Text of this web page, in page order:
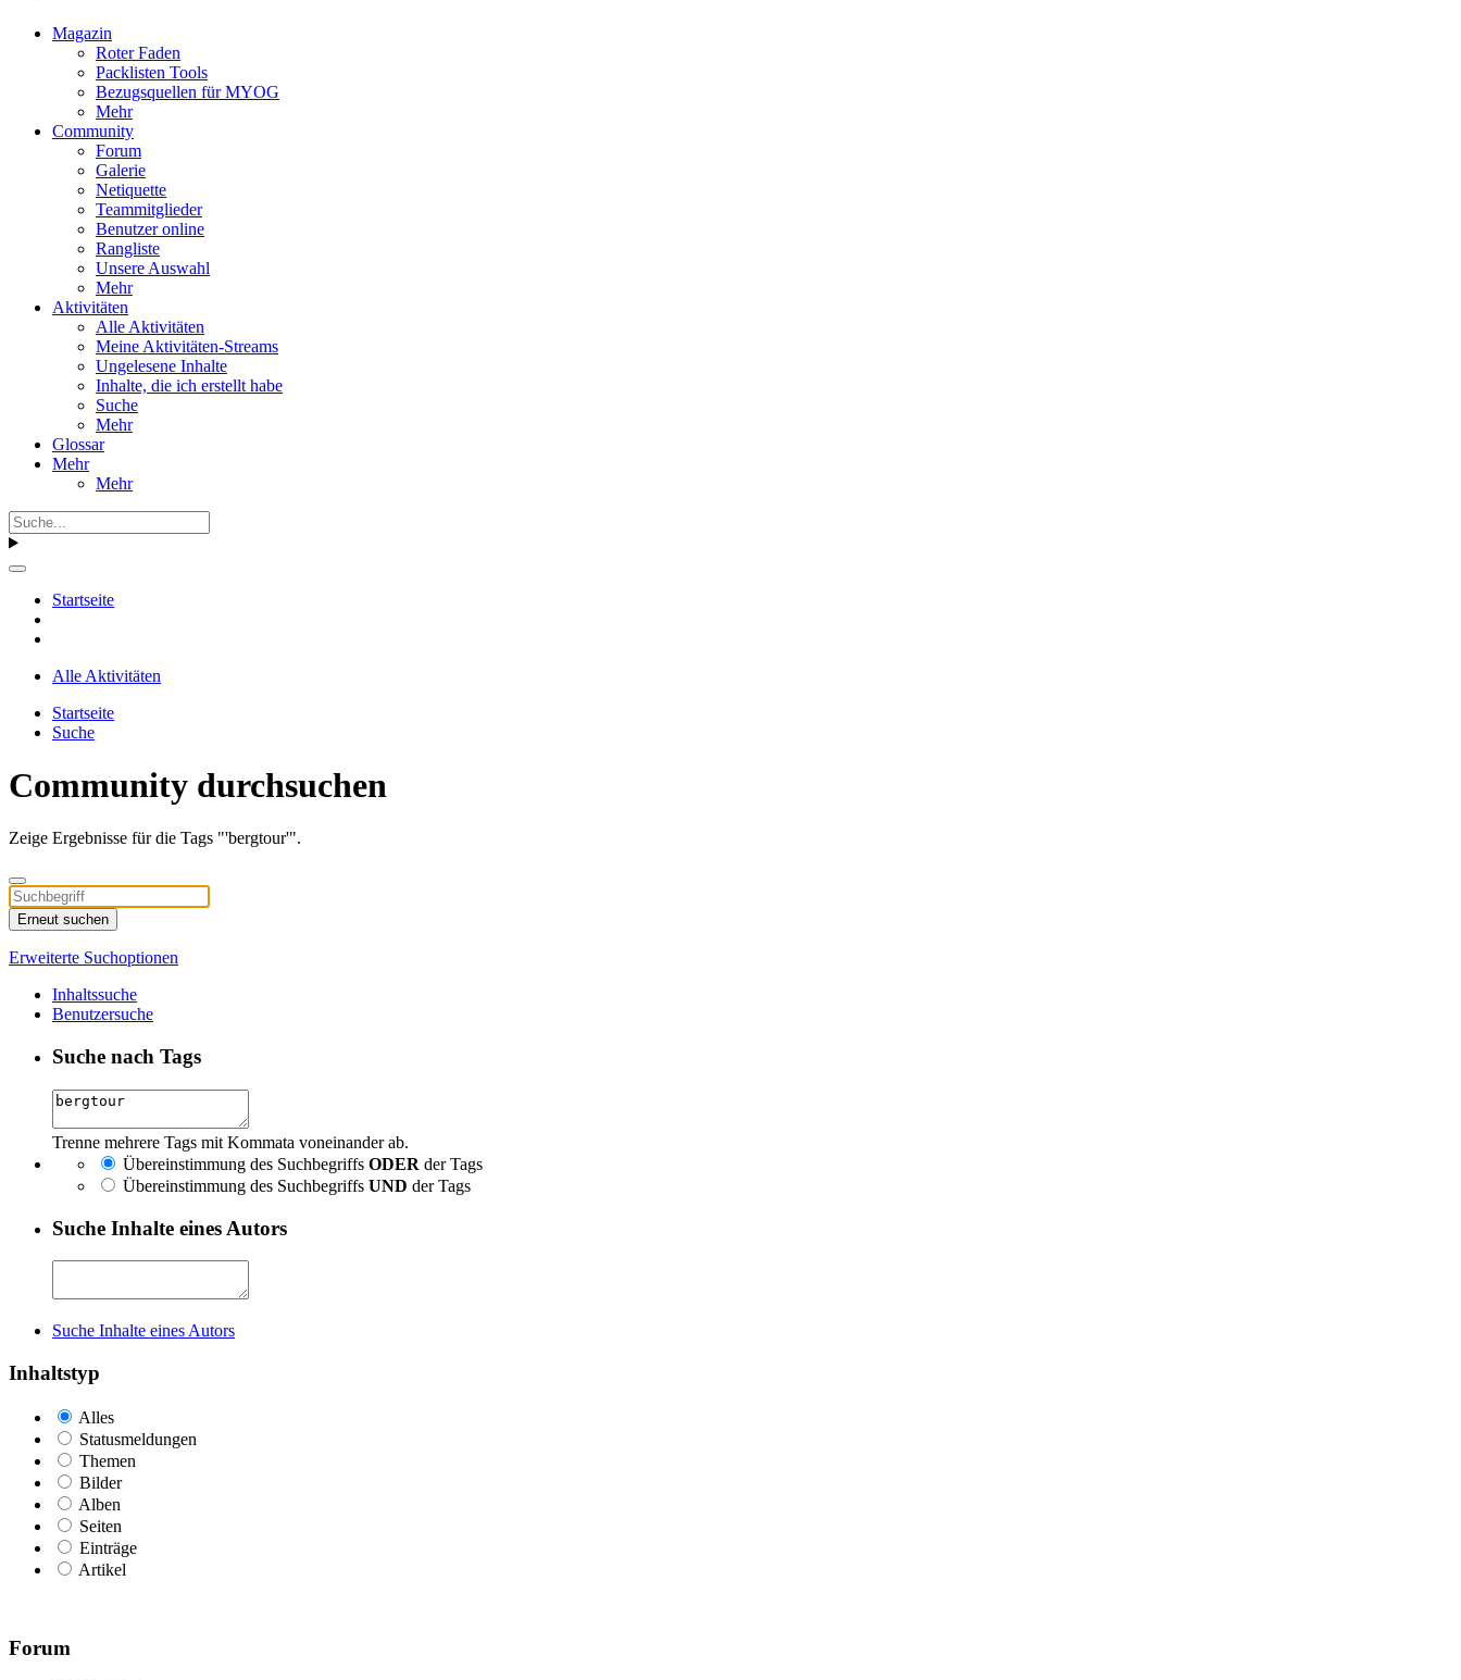
Magazin
Roter Faden
Packlisten Tools
Bezugsquellen für MYOG
Mehr
Community
Forum
Galerie
Netiquette
Teammitglieder
Benutzer online
Rangliste
Unsere Auswahl
Mehr
Aktivitäten
Alle Aktivitäten
Meine Aktivitäten-Streams
Ungelesene Inhalte
Inhalte, die ich erstellt habe
Suche
Mehr
Glossar
Mehr
Mehr
Startseite
Alle Aktivitäten
Startseite
Suche
Community durchsuchen
Zeige Ergebnisse für die Tags "'bergtour'".
Erneut suchen
Erweiterte Suchoptionen
Inhaltssuche
Benutzersuche
Suche nach Tags
Trenne mehrere Tags mit Kommata voneinander ab.
Übereinstimmung des Suchbegriffs ODER der Tags
Übereinstimmung des Suchbegriffs UND der Tags
Suche Inhalte eines Autors
Suche Inhalte eines Autors
Inhaltstyp
Alles
Statusmeldungen
Themen
Bilder
Alben
Seiten
Einträge
Artikel
Forum